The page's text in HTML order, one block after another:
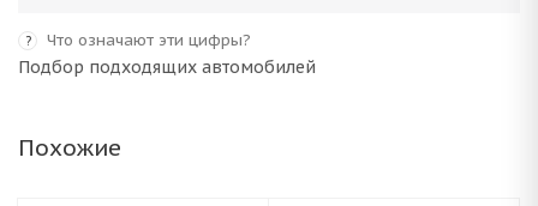
? Что означают эти цифры?
Подбор подходящих автомобилей
Похожие